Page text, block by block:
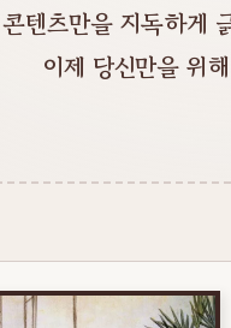
텐츠만을 지독하게
이제 당신만을 위